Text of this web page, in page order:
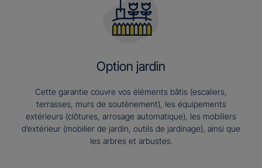
Option jardin
Cette garantie couvre vos éléments bâtis (escaliers,
terrasses, murs de soutènement), les équipements
extérieurs (clôtures, arrosage automatique), les mobiliers
d’extérieur (mobilier de jardin, outils de jardinage), ainsi que
les arbres et arbustes.